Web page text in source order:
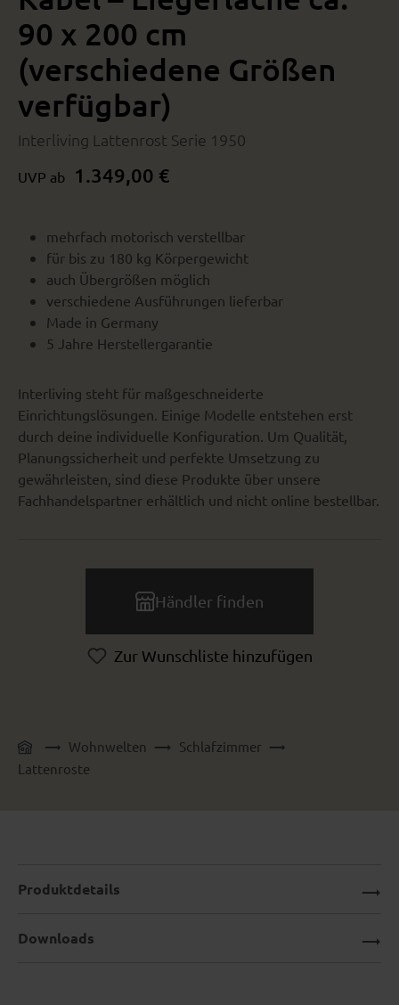
90 x 200 cm
(verschiedene Größen
verfügbar)
Interliving Lattenrost Serie 1950
UVP ab 1.349,00 €
mehrfach motorisch verstellbar
für bis zu 180 kg Körpergewicht
auch Übergrößen möglich
verschiedene Ausführungen lieferbar
Made in Germany
5 Jahre Herstellergarantie
Interliving steht für maßgeschneiderte
Einrichtungslösungen. Einige Modelle entstehen erst
durch deine individuelle Konfiguration. Um Qualität,
Planungssicherheit und perfekte Umsetzung zu
gewährleisten, sind diese Produkte über unsere
Fachhandelspartner erhältlich und nicht online bestellbar.
Händler finden
Zur Wunschliste hinzufügen
Wohnwelten
Schlafzimmer
Lattenroste
Produktdetails
Downloads